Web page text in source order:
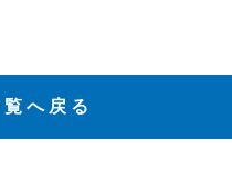
へ戻る